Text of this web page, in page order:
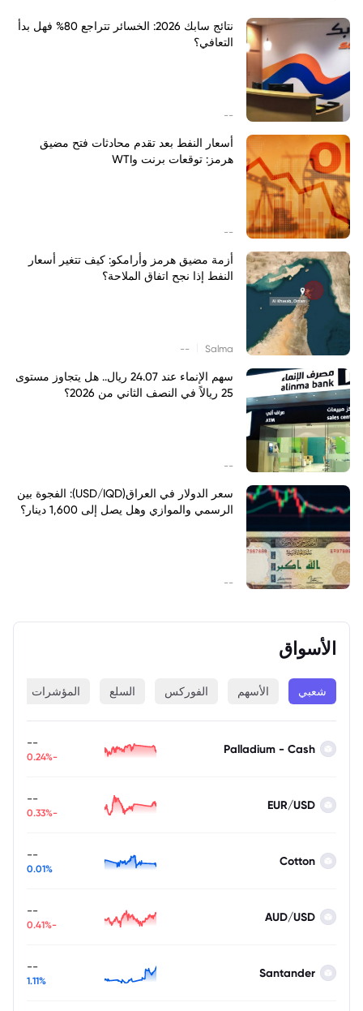
نتائج سابك 2026: الخسائر تتراجع 80% فهل بدأ
التعافي؟
--
أسعار النفط بعد تقدم محادثات فتح مضيق
هرمز: توقعات برنت وWTI
--
أزمة مضيق هرمز وأرامكو: كيف تتغير أسعار
النفط إذا نجح اتفاق الملاحة؟
Salma
--
سهم الإنماء عند 24.07 ريال.. هل يتجاوز مستوى
25 ريالاً في النصف الثاني من 2026؟
--
سعر الدولار في العراق(USD/IQD): الفجوة بين
الرسمي والموازي وهل يصل إلى 1,600 دينار؟
--
الأسواق
شعبي الأسهم الفوركس السلع المؤشرات
Palladium - Cash
--
-0.24%
EUR/USD
--
-0.33%
Cotton
--
0.01%
AUD/USD
--
-0.41%
Santander
--
1.11%